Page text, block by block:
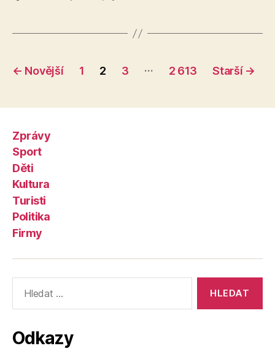
Stránkování
← Novější 1 2 3 … 2 613 Starší →
Zprávy
Sport
Děti
Kultura
Turisti
Politika
Firmy
vyhledávání:
Odkazy